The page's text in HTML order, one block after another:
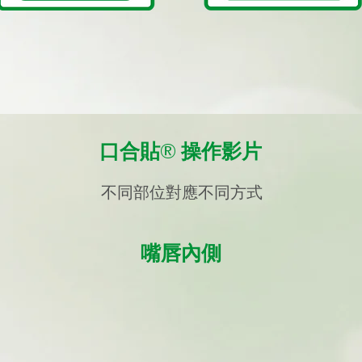
口合貼®​ 操作影片
不同部位對應不同方式
嘴唇內側